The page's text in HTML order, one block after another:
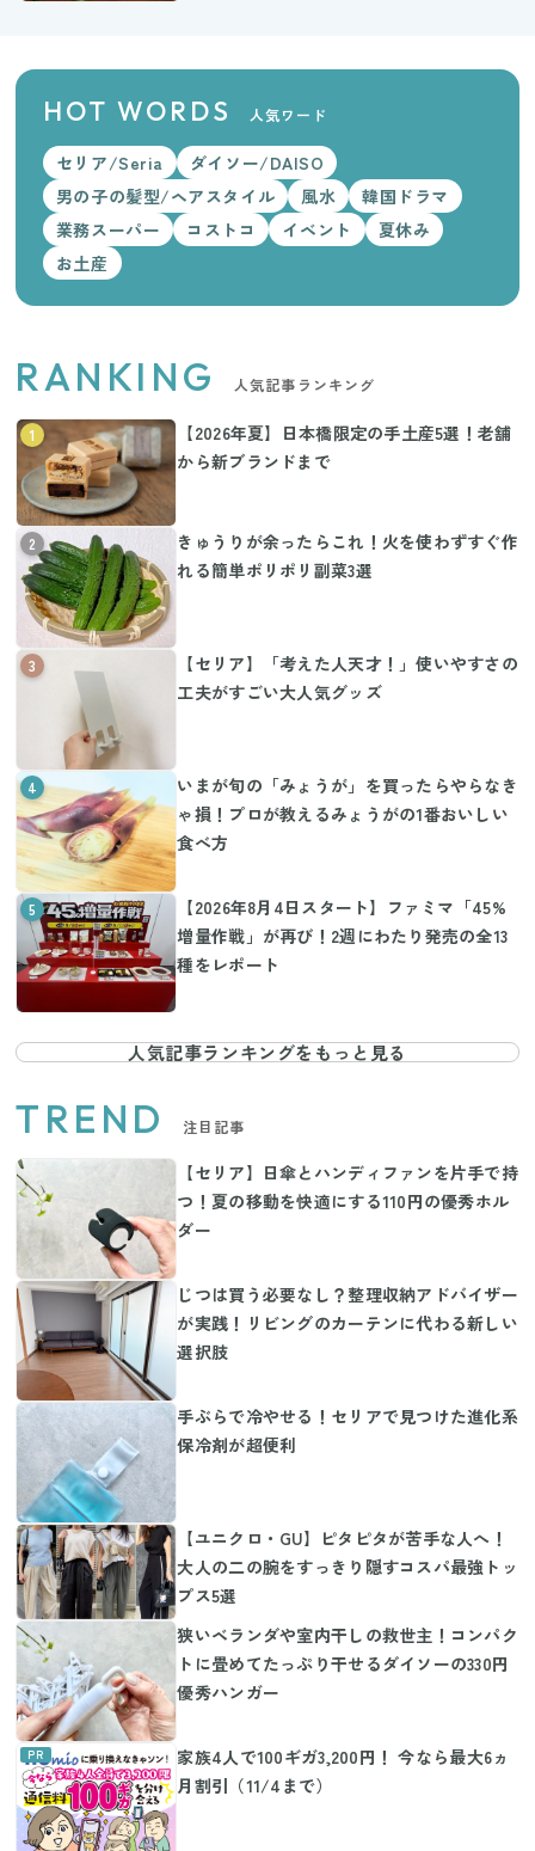
HOT WORDS 人気ワード
セリア/Seria
ダイソー/DAISO
男の子の髪型/ヘアスタイル
風水
韓国ドラマ
業務スーパー
コストコ イベント
夏休み
お土産
RANKING 人気記事ランキング
1
【2026年夏】日本橋限定の手土産5選！老舗
から新ブランドまで
2
きゅうりが余ったらこれ！火を使わずすぐ作
れる簡単ポリポリ副菜3選
3
【セリア】「考えた人天才！」使いやすさの
工夫がすごい大人気グッズ
4
いまが旬の「みょうが」を買ったらやらなき
ゃ損！プロが教えるみょうがの1番おいしい
食べ方
5
【2026年8月4日スタート】ファミマ「45%
増量作戦」が再び！2週にわたり発売の全13
種をレポート
人気記事ランキングをもっと見る
TREND 注目記事
【セリア】日傘とハンディファンを片手で持
つ！夏の移動を快適にする110円の優秀ホル
ダー
じつは買う必要なし？整理収納アドバイザー
が実践！リビングのカーテンに代わる新しい
選択肢
手ぶらで冷やせる！セリアで見つけた進化系
保冷剤が超便利
【ユニクロ・GU】ピタピタが苦手な人へ！
大人の二の腕をすっきり隠すコスパ最強トッ
プス5選
狭いベランダや室内干しの救世主！コンパク
トに畳めてたっぷり干せるダイソーの330円
優秀ハンガー
家族4人で100ギガ3,200円！ 今なら最大6ヵ
月割引（11/4まで）